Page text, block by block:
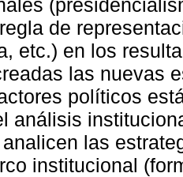
de
etc.) en los
las nuevas
políticos
análisis
las
institucional